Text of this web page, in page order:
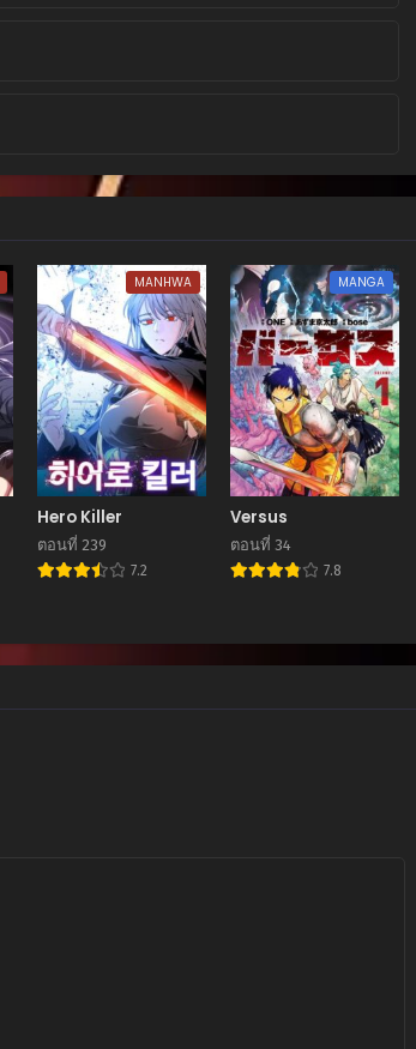
MANHWA
Hero Killer
ตอนที่ 239
7.2
MANGA
Versus
ตอนที่ 34
7.8